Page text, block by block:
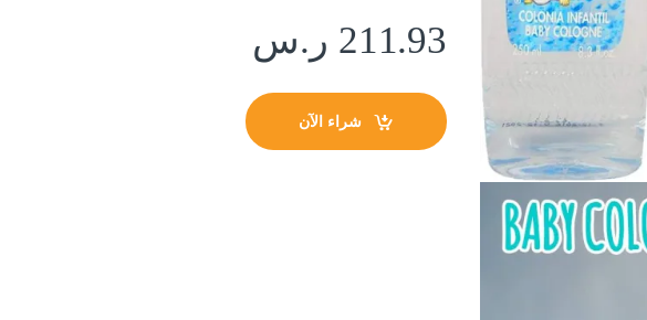
211.93 ر.س
شراء الآن